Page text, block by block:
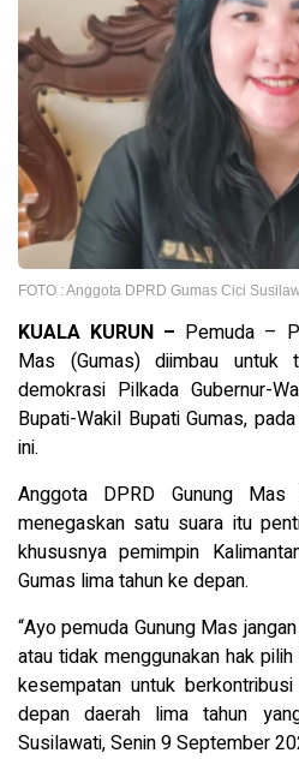
FOTO : Anggota DPRD Gumas Cici
KUALA KURUN – Pemuda –
Mas (Gumas) diimbau
demokrasi Pilkada Gubernur-
Bupati-Wakil Bupati Gumas,
ini.
Anggota DPRD Gunung Mas
menegaskan satu suara itu
khususnya pemimpin
Gumas lima tahun ke depan.
“Ayo pemuda Gunung Mas
atau tidak menggunakan hak
kesempatan untuk
depan daerah lima tahun
Susilawati, Senin 9 September